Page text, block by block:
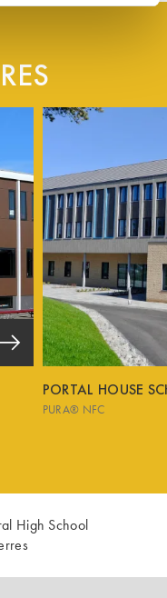
PORTAL HOUSE
PURA® NFC
High School